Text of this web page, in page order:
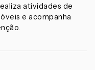
atividades de
e acompanha